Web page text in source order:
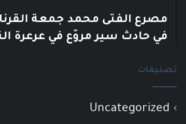
في حادث سير مروّع في عرعرة
تصنيفات
Uncategorized